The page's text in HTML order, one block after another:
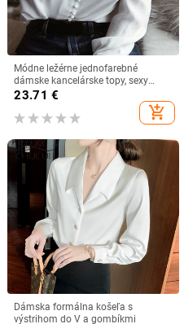
Módne ležérne jednofarebné
dámske kancelárske topy, sexy
gombíky, blúzka s dlhým rukávom,
nová jarná dámska šifónová biela
košeľa 2020
23.71 €
add_shopping_cart
Dámska formálna košeľa s
výstrihom do V a gombíkmi